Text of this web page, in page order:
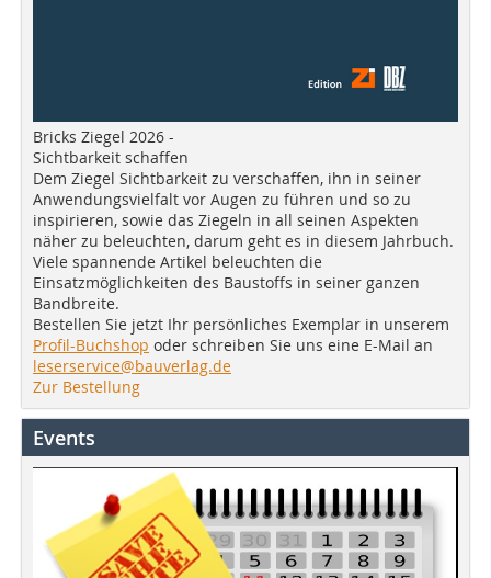
Bricks Ziegel 2026 -
Sichtbarkeit schaffen
Dem Ziegel Sichtbarkeit zu verschaffen, ihn in seiner
Anwendungsvielfalt vor Augen zu führen und so zu
inspirieren, sowie das Ziegeln in all seinen Aspekten
näher zu beleuchten, darum geht es in diesem Jahrbuch.
Viele spannende Artikel beleuchten die
Einsatzmöglichkeiten des Baustoffs in seiner ganzen
Bandbreite.
Bestellen Sie jetzt Ihr persönliches Exemplar in unserem
Profil-Buchshop oder schreiben Sie uns eine E-Mail an
leserservice@bauverlag.de
Zur Bestellung
Events